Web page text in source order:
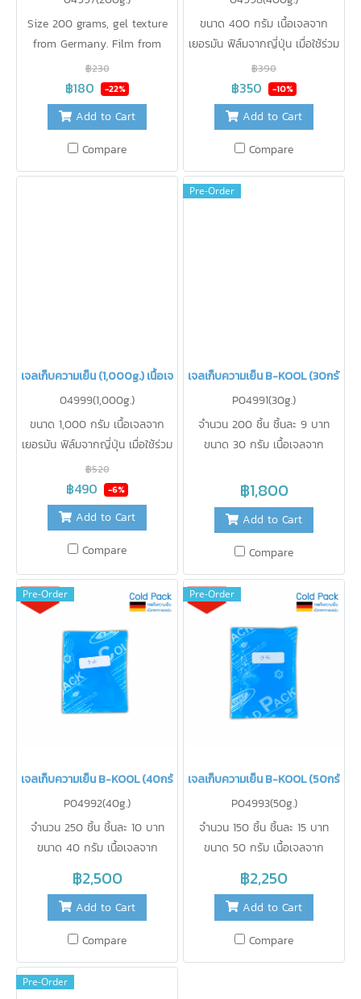
Size 200 grams, gel texture
from Germany. Film from
Japan Use to keep cool
instead of ice. Does not
dissolve into water
Convenient to use Free from
chemicals Safe for food, can
฿230
฿180 -22%
Add to Cart
Compare
ขนาด 400 กรัม เนื้อเจลจาก
เยอรมัน ฟิล์มจากญี่ปุ่น เมื่อใช้ร่วม
กับกระเป๋าเก็บความเย็น B-KOOL
จะเก็บความเย็นได้ 10 องศา นาน
12 ชั่วโมง (จำนวน2ชิ้น)ใช้รักษา
ความเย็นแทนน้ำแข็ง ไม่ละลายเป็น
น้ำ สะดวกในการใช้งาน ปราศจาก
สามารถนำกลับมาใช้ใหม่ได้บ่อยเท่า
฿390
฿350 -10%
Add to Cart
Compare
เจลเก็บความเย็น (1,000g.) เนื้อเจลจากเยอรมัน
04999(1,000g.)
ขนาด 1,000 กรัม เนื้อเจลจาก
เยอรมัน ฟิล์มจากญี่ปุ่น เมื่อใช้ร่วม
กับกระเป๋าเก็บความเย็น B-KOOL
จะเก็บความเย็นได้ นาน 12 ชั่วโมง
(จำนวน 2 ชิ้น)ใช้รักษาความเย็น
แทนน้ำแข็ง ไม่ละลายเป็นน้ำ
สะดวกในการใช้งาน ปราศจากสาร
สามารถนำกลับมาใช้ใหม่ได้บ่อยเท่า
฿520
฿490 -6%
Add to Cart
Compare
Pre-Order
เจลเก็บความเย็น B-KOOL (30กรัม)
P04991(30g.)
จำนวน 200 ชิ้น ชิ้นละ 9 บาท
ขนาด 30 กรัม เนื้อเจลจาก
ความเย็นแทนน้ำแข็ง ไม่ละลายเป็น
น้ำ สะดวกในการใช้งาน ปราศจาก
สารเคมี ปลอดภัยสำหรับอาหาร
สามารถนำกลับมาใช้ใหม่ได้บ่อยเท่า
฿1,800
Add to Cart
Compare
Pre-Order
เจลเก็บความเย็น B-KOOL (40กรัม)
P04992(40g.)
จำนวน 250 ชิ้น ชิ้นละ 10 บาท
ขนาด 40 กรัม เนื้อเจลจาก
ความเย็นแทนน้ำแข็ง ไม่ละลายเป็น
น้ำ สะดวกในการใช้งาน ปราศจาก
สามารถนำกลับมาใช้ใหม่ได้บ่อยเท่า
ที่ต้องการ
฿2,500
Add to Cart
Compare
Pre-Order
เจลเก็บความเย็น B-KOOL (50กรัม)
P04993(50g.)
จำนวน 150 ชิ้น ชิ้นละ 15 บาท
ขนาด 50 กรัม เนื้อเจลจาก
ความเย็นแทนน้ำแข็ง ไม่ละลายเป็น
น้ำ สะดวกในการใช้งาน ปราศจาก
สามารถนำกลับมาใช้ใหม่ได้บ่อยเท่า
฿2,250
Add to Cart
Compare
Pre-Order